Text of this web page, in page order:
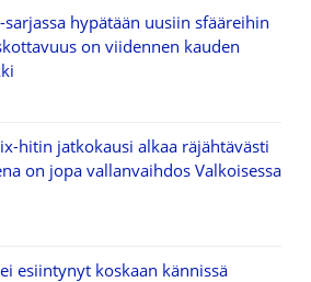
hypätään uusiin sfääreihin
on viidennen kauden
hitin jatkokausi alkaa räjähtävästi
on jopa vallanvaihdos Valkoisessa
esiintynyt koskaan kännissä